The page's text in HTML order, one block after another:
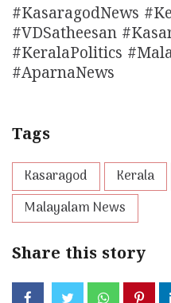
#KasaragodNews
#VDSatheesan
#KeralaPolitics
#AparnaNews
Tags
Kasaragod Kerala
Malayalam News
Share this story